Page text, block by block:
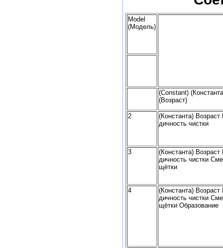
Model
(Модель)
(Constant)
(Возраст)
2
(Константа) Возраст
дичность чистки
3
(Константа) Возраст
дичность чистки
щётки
4
(Константа) Возраст
дичность чистки
щётки Образование